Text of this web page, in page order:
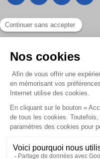
Liens utiles
Nous contacter
À propos
Paiement sécurisé
Livraison | Retour client
Nos tutos
Connexion / Inscription